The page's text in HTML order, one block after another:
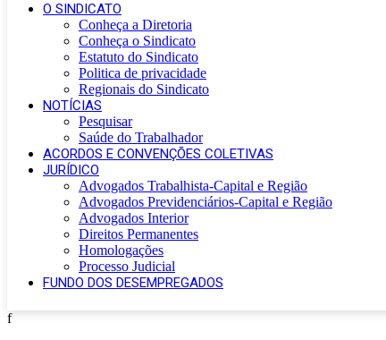
O SINDICATO
Conheça a Diretoria
Conheça o Sindicato
Estatuto do Sindicato
Politica de privacidade
Regionais do Sindicato
NOTÍCIAS
Pesquisar
Saúde do Trabalhador
ACORDOS E CONVENÇÕES COLETIVAS
JURÍDICO
Advogados Trabalhista-Capital e Região
Advogados Previdenciários-Capital e Região
Advogados Interior
Direitos Permanentes
Homologações
Processo Judicial
FUNDO DOS DESEMPREGADOS
f